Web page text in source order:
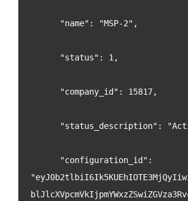
      "name": "MSP-2",
      "status": 1,
      "company_id": 15817,
"status_description":